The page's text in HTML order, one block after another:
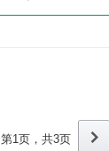
第1页，共3页